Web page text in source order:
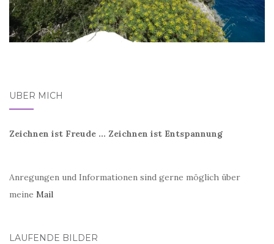
ÜBER MICH
Zeichnen ist Freude ... Zeichnen ist Entspannung
Anregungen und Informationen sind gerne möglich über
meine Mail
LAUFENDE BILDER